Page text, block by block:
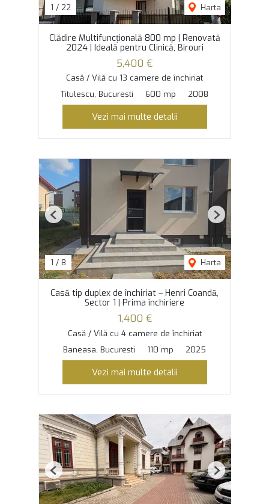
1 / 22 Harta
Clădire Multifuncțională 800 mp | Renovată
2024 | Ideală pentru Clinică, Birouri
5,400 €
Casă / Vilă cu 13 camere de închiriat
Titulescu, Bucuresti
600 mp 2008
Vezi mai multe detalii
1 / 8 Harta
Previous Next
Casă tip duplex de închiriat – Henri Coandă,
Sector 1 | Prima închiriere
1,400 €
Casă / Vilă cu 4 camere de închiriat
Baneasa, Bucuresti
110 mp 2025
Vezi mai multe detalii
Previous Next